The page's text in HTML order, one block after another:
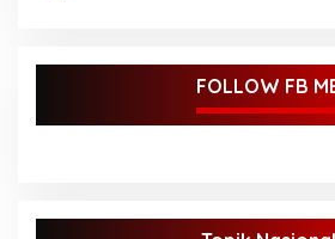
Bupati di dan dampingi
oleh wakil Bupati Bungo.
Tamu undangan serta
Bungo Tahun 2025 ini.
FOLLOW FB